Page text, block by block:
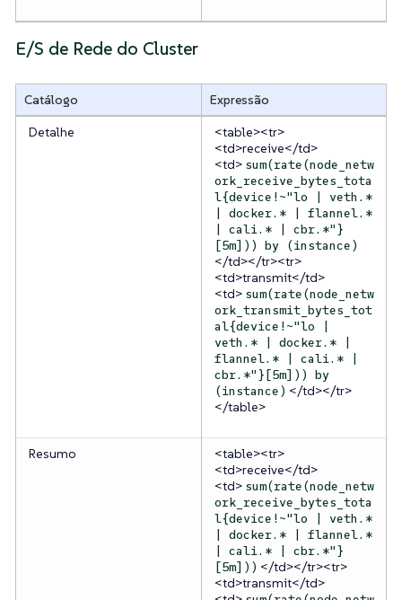
E/S de Rede do Cluster
Catálogo
Expressão
Detalhe
<table><tr>
<td>receive</td>
<td> sum(rate(node_netw
ork_receive_bytes_tota
l{device!~"lo | veth.*
| docker.* | flannel.*
| cali.* | cbr.*"}
[5m])) by (instance)
</td></tr><tr>
<td>transmit</td>
<td> sum(rate(node_netw
ork_transmit_bytes_tot
al{device!~"lo |
veth.* | docker.* |
flannel.* | cali.* |
cbr.*"}[5m])) by
(instance) </td></tr>
</table>
Resumo
<table><tr>
<td>receive</td>
<td> sum(rate(node_netw
ork_receive_bytes_tota
l{device!~"lo | veth.*
| docker.* | flannel.*
| cali.* | cbr.*"}
[5m])) </td></tr><tr>
<td>transmit</td>